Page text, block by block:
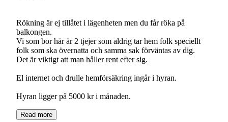
Rökning är ej tillåtet i lägenheten men du får röka på
balkongen.
Vi som bor här är 2 tjejer som aldrig tar hem folk speciellt
folk som ska övernatta och samma sak förväntas av dig.
Det är viktigt att man håller rent efter sig.
El internet och drulle hemförsäkring ingår i hyran.
Hyran ligger på 5000 kr i månaden.
Read more